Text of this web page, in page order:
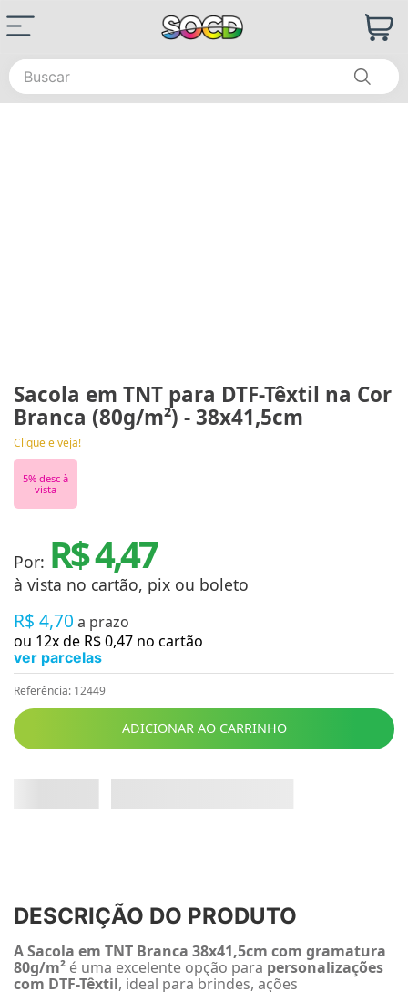
Buscar
Sacola em TNT para DTF-Têxtil na Cor
Branca (80g/m²) - 38x41,5cm
Clique e veja!
5% desc à
vista
Por: R$ 4,47
à vista no cartão, pix ou boleto
R$ 4,70 a prazo
ou 12x de R$0,47 no cartão
ver parcelas
Referência: 12449
ADICIONAR AO CARRINHO
DESCRIÇÃO DO PRODUTO
ASacola em TNT Branca 38x41,5cm com gramatura
80g/m² é uma excelente opção para personalizações
com DTF-Têxtil, ideal para brindes, ações